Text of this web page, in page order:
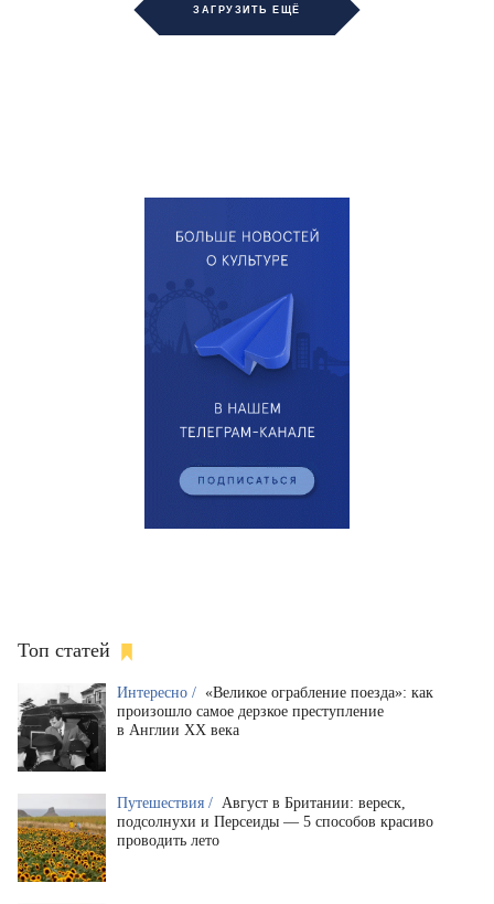
ЗАГРУЗИТЬ ЕЩЁ
Топ статей
Интересно / «Великое ограбление поезда»: как
произошло самое дерзкое преступление
в Англии XX века
Путешествия / Август в Британии: вереск,
подсолнухи и Персеиды — 5 способов красиво
проводить лето